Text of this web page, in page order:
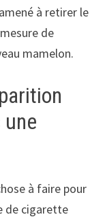
à retirer le
de
mamelon.
une
à faire pour
de cigarette